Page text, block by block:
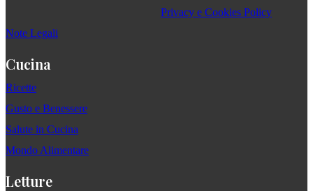
Privacy e Cookies Policy
Note Legali
Cucina
Ricette
Gusto e Benessere
Salute in Cucina
Mondo Alimentare
Letture